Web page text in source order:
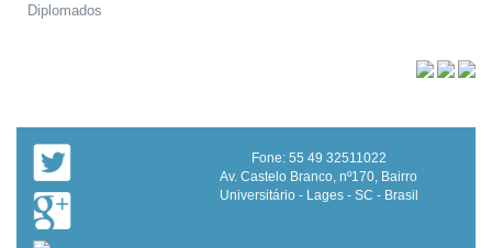
Diplomados
Fone: 55 49 32511022
Av. Castelo Branco, nº170, Bairro
Universitário - Lages - SC - Brasil